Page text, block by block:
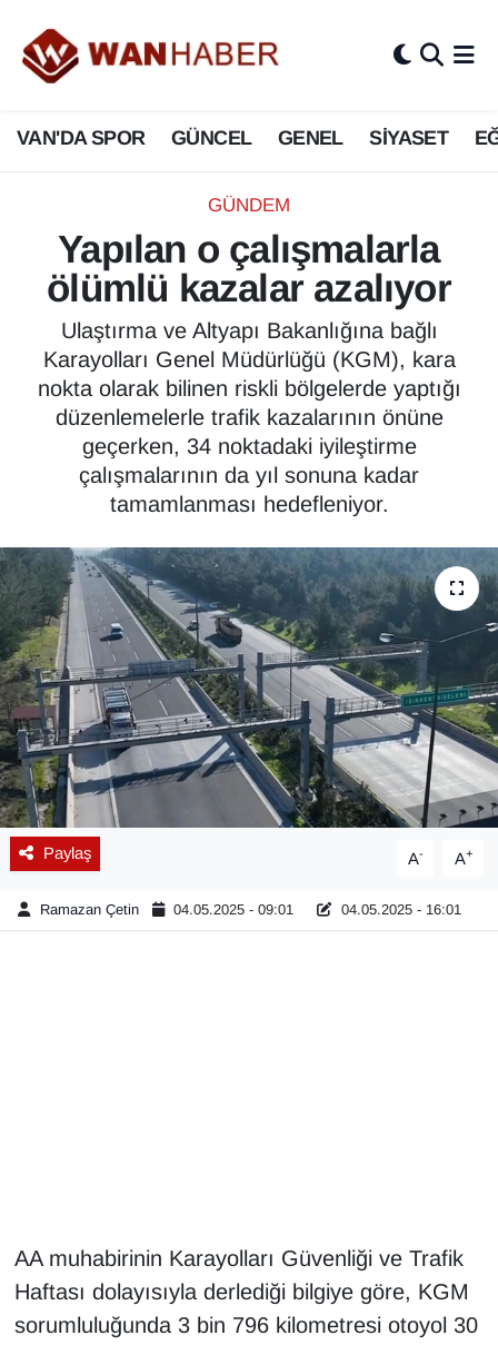
VAN'DA SPOR GÜNCEL GENEL SİYASET
GÜNDEM
Yapılan o çalışmalarla
ölümlü kazalar azalıyor
Ulaştırma ve Altyapı Bakanlığına bağlı
Karayolları Genel Müdürlüğü (KGM), kara
nokta olarak bilinen riskli bölgelerde yaptığı
düzenlemelerle trafik kazalarının önüne
geçerken, 34 noktadaki iyileştirme
çalışmalarının da yıl sonuna kadar
tamamlanması hedefleniyor.
Paylaş A- A+
Ramazan Çetin 04.05.2025 - 09:01 04.05.2025 - 16:01
AA muhabirinin Karayolları Güvenliği ve Trafik
Haftası dolayısıyla derlediği bilgiye göre, KGM
sorumluluğunda 3 bin 796 kilometresi otoyol 30
3.SAYFA
ASAYİŞ
BİLİM VE TEKNOLOJİ
Biyografi
ÇEVRE
Deprem
Dernekler, Odalar
DÜNYA
EĞİTİM
EKONOMİ
Eleman
Emlak
En çok konuşulanlar
GENEL
Kamu Alımları
Van Nöbetçi Eczaneler
Van Hava Durumu
Van Namaz Vakitleri
Van Trafik Yoğunluk Haritası
Tüm Manşetler
Son Dakika Haberleri
Haber Arşivi